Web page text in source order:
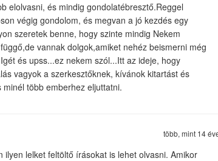
elolvasni, és mindig gondolatébresztő.Reggel
végig gondolom, és megvan a jó kezdés egy
szeretek benne, hogy szinte mindig Nekem
vannak dolgok,amiket nehéz beismerni még
és upss...ez nekem szól...Itt az ideje, hogy
vagyok a szerkesztőknek, kívánok kitartást és
több emberhez eljuttatni.
több, mint 14
lelket feltöltő írásokat is lehet olvasni. Amikor